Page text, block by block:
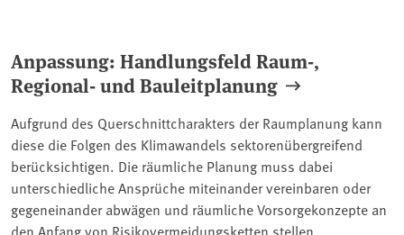
Anpassung: Handlungsfeld Raum-,
Regional- und Bauleitplanung
Aufgrund des Querschnittcharakters der Raumplanung kann
diese die Folgen des Klimawandels sektorenübergreifend
berücksichtigen. Die räumliche Planung muss dabei
unterschiedliche Ansprüche miteinander vereinbaren oder
gegeneinander abwägen und räumliche Vorsorgekonzepte an
den Anfang von Risikovermeidungsketten stellen.